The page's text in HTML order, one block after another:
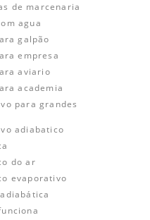
de marcenaria
agua
galpão
empresa
aviario
academia
para grandes
adiabatico
do ar
evaporativo